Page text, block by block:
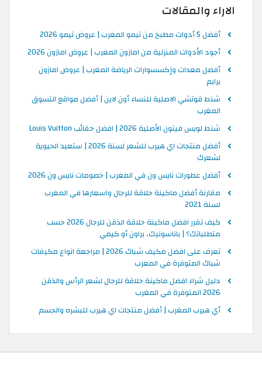
الاراء والمقالات
أفضل 5 أدوات مطبخ من تيمو المغرب | عروض تيمو 2026
أجود الأدوات المنزلية من امازون المغرب | عروض امازون 2026
أفضل معدات وإكسسوارات الرياضة المغرب | عروض امازون
برايم
شنط قوتشي الاصلية للنساء أون لاين | أفضل مواقع التسوق
المغرب
شنط لويس فيتون الأصلية 2026 | افضل حقائب Louis Vuitton
أفضل منتجات اي هيرب للشعر لسنة 2026 | ستعيد الحيوية
لشعرك
أفضل عطورات نايس ون في المغرب | خصومات نايس ون 2026
مقارنة أفضل ماكينة حلاقة للرجال واسعارها في المغرب
لسنة 2021
كيف تقرر افضل ماكينة حلاقة الذقن للرجال 2026 حسب
متطلباتك؟ | باناسونيك، براون أو كيمي
تعرف على افضل مكيف شباك 2026 | مراجعة انواع مكيفات
شباك المتوفرة في المغرب
دليل شراء افضل ماكينة حلاقة للرجال لشعر الرأس والذقن
2026 المتوفرة في المغرب
أي هيرب المغرب | أفضل منتجات اي هيرب للبشره والجسم